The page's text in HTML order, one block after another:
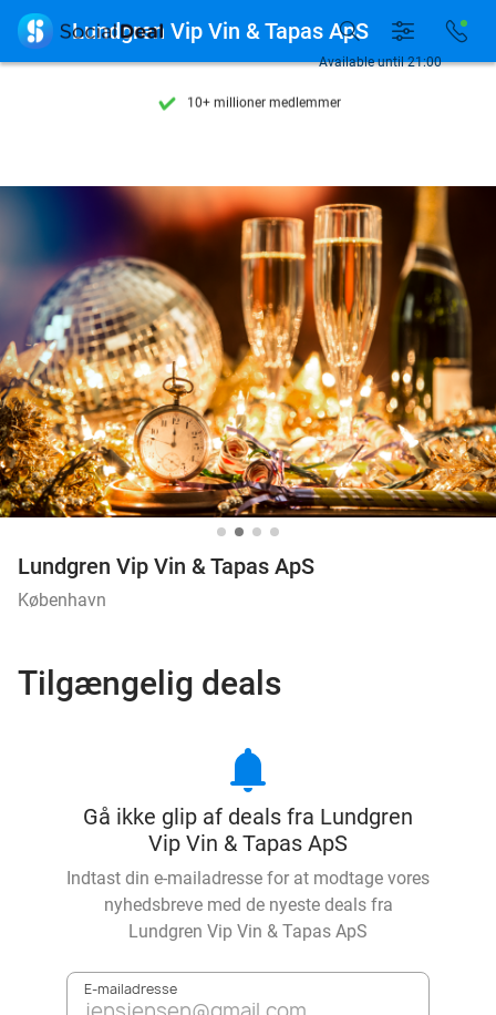
Tilgængelig 7 dage om ugen
10+ millioner medlemmer
Tilgængelig 7 dage om ugen
10+ millioner medlemmer
Available until 21:00
 Lundgren Vip Vin & Tapas ApS
Lundgren Vip Vin & Tapas ApS
København
Tilgængelig deals
notifications
Gå ikke glip af deals fra Lundgren
Vip Vin & Tapas ApS
Indtast din e-mailadresse for at modtage vores
nyhedsbreve med de nyeste deals fra
Lundgren Vip Vin & Tapas ApS
E-mailadresse